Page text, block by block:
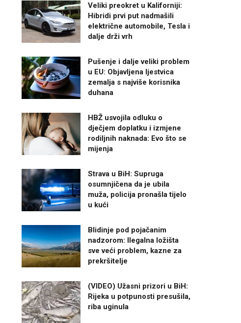
Veliki preokret u Kaliforniji:
Hibridi prvi put nadmašili
električne automobile, Tesla i
dalje drži vrh
Pušenje i dalje veliki problem
u EU: Objavljena ljestvica
zemalja s najviše korisnika
duhana
HBŽ usvojila odluku o
dječjem doplatku i izmjene
rodiljnih naknada: Evo što se
mijenja
Strava u BiH: Supruga
osumnjičena da je ubila
muža, policija pronašla tijelo
u kući
Blidinje pod pojačanim
nadzorom: Ilegalna ložišta
sve veći problem, kazne za
prekršitelje
(VIDEO) Užasni prizori u BiH:
Rijeka u potpunosti presušila,
riba uginula